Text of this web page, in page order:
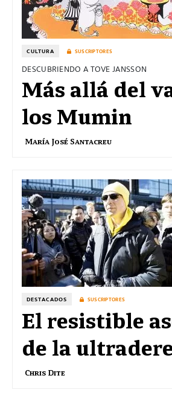
CULTURA SUSCRIPTORES
DESCUBRIENDO A TOVE JANSSON
Más allá del
los Mumin
María José Santacreu
DESTACADOS SUSCRIPTORES
El resistible
de la
Chris Dite